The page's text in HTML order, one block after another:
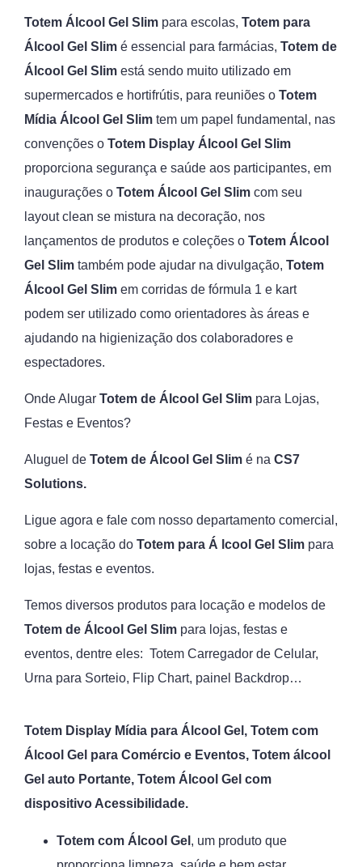
Totem Álcool Gel Slim para escolas, Totem para
Álcool Gel Slim é essencial para farmácias, Totem de
Álcool Gel Slim está sendo muito utilizado em
supermercados e hortifrútis, para reuniões o Totem
Mídia Álcool Gel Slim tem um papel fundamental, nas
convenções o Totem Display Álcool Gel Slim
proporciona segurança e saúde aos participantes, em
inaugurações o Totem Álcool Gel Slim com seu
layout clean se mistura na decoração, nos
lançamentos de produtos e coleções o Totem Álcool
Gel Slim também pode ajudar na divulgação, Totem
Álcool Gel Slim em corridas de fórmula 1 e kart
podem ser utilizado como orientadores às áreas e
ajudando na higienização dos colaboradores e
espectadores.
Onde Alugar Totem de Álcool Gel Slim para Lojas,
Festas e Eventos?
Aluguel de Totem de Álcool Gel Slim é na CS7
Solutions.
Ligue agora e fale com nosso departamento comercial,
sobre a locação do Totem para Á lcool Gel Slim para
lojas, festas e eventos.
Temos diversos produtos para locação e modelos de
Totem de Álcool Gel Slim para lojas, festas e
eventos, dentre eles: Totem Carregador de Celular,
Urna para Sorteio, Flip Chart, painel Backdrop…
Totem Display Mídia para Álcool Gel, Totem com
Álcool Gel para Comércio e Eventos, Totem álcool
Gel auto Portante, Totem Álcool Gel com
dispositivo Acessibilidade.
Totem com Álcool Gel , um produto que